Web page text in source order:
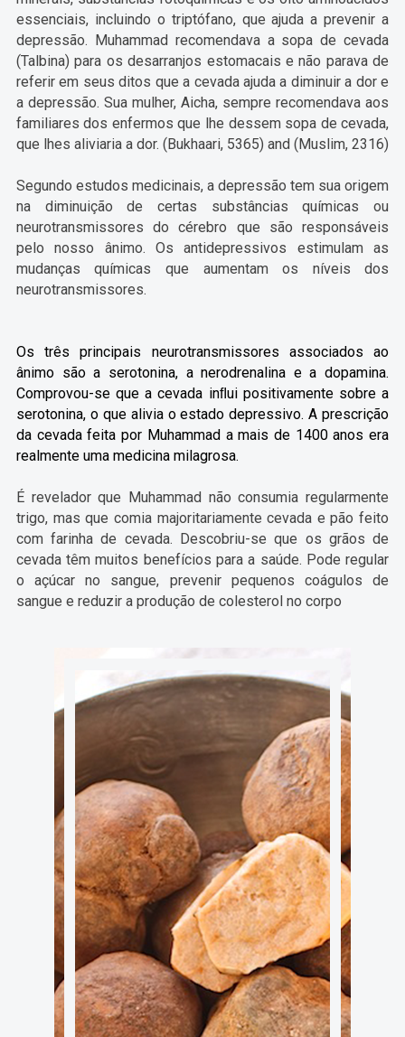
essenciais, incluindo o triptófano, que ajuda a prevenir a
depressão. Muhammad recomendava a sopa de cevada
(Talbina) para os desarranjos estomacais e não parava de
referir em seus ditos que a cevada ajuda a diminuir a dor e
a depressão. Sua mulher, Aicha, sempre recomendava aos
familiares dos enfermos que lhe dessem sopa de cevada,
que lhes aliviaria a dor. (Bukhaari, 5365) and (Muslim, 2316)
Segundo estudos medicinais, a depressão tem sua origem
na diminuição de certas substâncias químicas ou
neurotransmissores do cérebro que são responsáveis
pelo nosso ânimo. Os antidepressivos estimulam as
mudanças químicas que aumentam os níveis dos
neurotransmissores.
Os três principais neurotransmissores associados ao
ânimo são a serotonina, a nerodrenalina e a dopamina.
Comprovou-se que a cevada inﬂui positivamente sobre a
serotonina, o que alivia o estado depressivo. A prescrição
da cevada feita por Muhammad a mais de 1400 anos era
realmente uma medicina milagrosa.
É revelador que Muhammad não consumia regularmente
trigo, mas que comia majoritariamente cevada e pão feito
com farinha de cevada. Descobriu-se que os grãos de
cevada têm muitos benefícios para a saúde. Pode regular
o açúcar no sangue, prevenir pequenos coágulos de
sangue e reduzir a produção de colesterol no corpo